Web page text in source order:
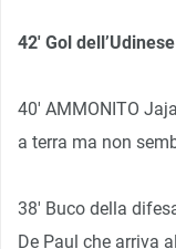
42′ Gol dell’Udinese
40′ AMMONITO
a terra ma non
38′ Buco della
De Paul che arriva